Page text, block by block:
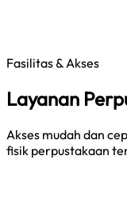
Fasilitas & Akses
Layanan
Akses mudah dan
fisik perpustakaan